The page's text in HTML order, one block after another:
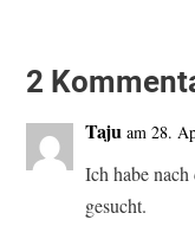
2
Taju am 28.
Ich habe
gesucht.